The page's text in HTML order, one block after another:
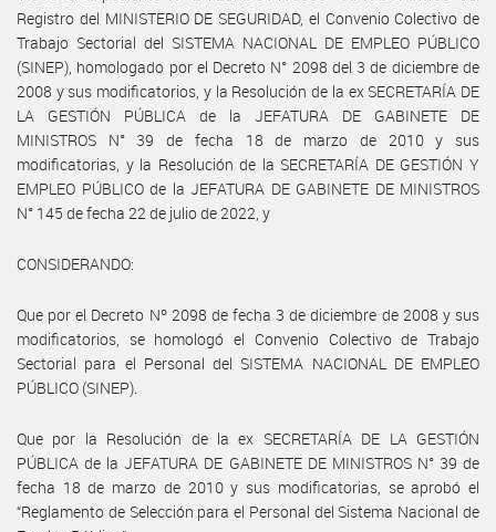
Registro del MINISTERIO DE SEGURIDAD, el Convenio Colectivo de
Trabajo Sectorial del SISTEMA NACIONAL DE EMPLEO PÚBLICO
(SINEP), homologado por el Decreto N° 2098 del 3 de diciembre de
2008 y sus modificatorios, y la Resolución de la ex SECRETARÍA DE
LA GESTIÓN PÚBLICA de la JEFATURA DE GABINETE DE
MINISTROS N° 39 de fecha 18 de marzo de 2010 y sus
modificatorias, y la Resolución de la SECRETARÍA DE GESTIÓN Y
EMPLEO PÚBLICO de la JEFATURA DE GABINETE DE MINISTROS
N° 145 de fecha 22 de julio de 2022, y
CONSIDERANDO:
Que por el Decreto Nº 2098 de fecha 3 de diciembre de 2008 y sus
modificatorios, se homologó el Convenio Colectivo de Trabajo
Sectorial para el Personal del SISTEMA NACIONAL DE EMPLEO
PÚBLICO (SINEP).
Que por la Resolución de la ex SECRETARÍA DE LA GESTIÓN
PÚBLICA de la JEFATURA DE GABINETE DE MINISTROS N° 39 de
fecha 18 de marzo de 2010 y sus modificatorias, se aprobó el
“Reglamento de Selección para el Personal del Sistema Nacional de